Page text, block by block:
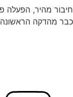
חיבור מהיר, הפעלה
כבר מהדקה